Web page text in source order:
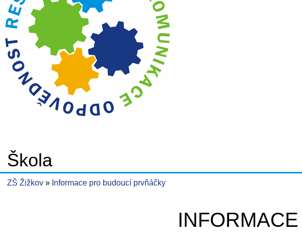
Škola
ZŠ Žižkov Informace pro budoucí prvňáčky